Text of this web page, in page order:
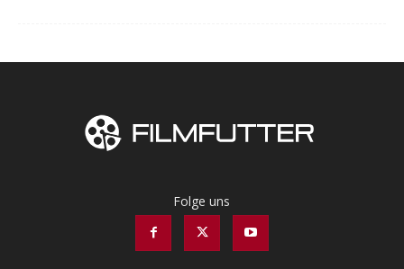
Folge uns